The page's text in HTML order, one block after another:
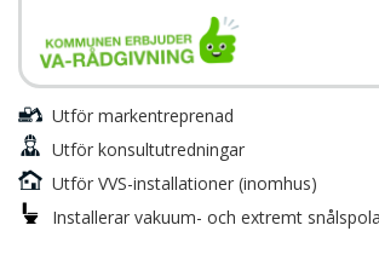
Utför markentreprenad
Utför konsultutredningar
Utför VVS-installationer (inomhus)
Installerar vakuum- och extremt